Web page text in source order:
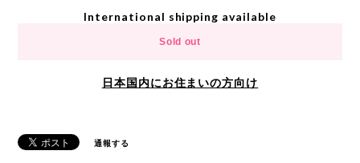
International shipping available
Sold out
日本国内にお住まいの方向け
通報する